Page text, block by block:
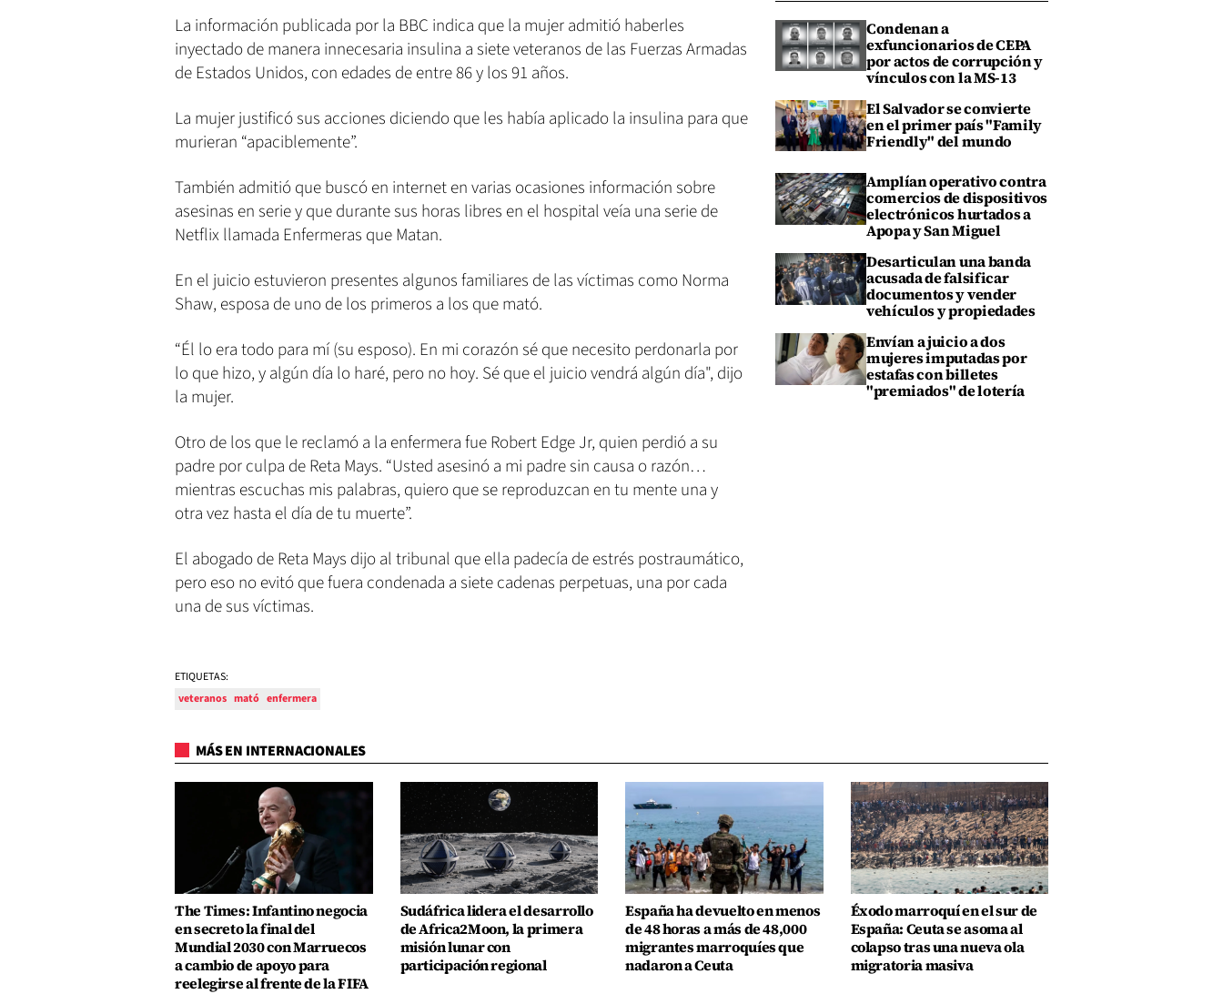
La información publicada por la BBC indica que la mujer admitió haberles
inyectado de manera innecesaria insulina a siete veteranos de las Fuerzas Armadas
de Estados Unidos, con edades de entre 86 y los 91 años.
La mujer justificó sus acciones diciendo que les había aplicado la insulina para que
murieran “apaciblemente”.
También admitió que buscó en internet en varias ocasiones información sobre
asesinas en serie y que durante sus horas libres en el hospital veía una serie de
Netflix llamada Enfermeras que Matan.
En el juicio estuvieron presentes algunos familiares de las víctimas como Norma
Shaw, esposa de uno de los primeros a los que mató.
“Él lo era todo para mí (su esposo). En mi corazón sé que necesito perdonarla por
lo que hizo, y algún día lo haré, pero no hoy. Sé que el juicio vendrá algún día", dijo
la mujer.
Otro de los que le reclamó a la enfermera fue Robert Edge Jr, quien perdió a su
padre por culpa de Reta Mays. “Usted asesinó a mi padre sin causa o razón…
mientras escuchas mis palabras, quiero que se reproduzcan en tu mente una y
otra vez hasta el día de tu muerte”.
El abogado de Reta Mays dijo al tribunal que ella padecía de estrés postraumático,
pero eso no evitó que fuera condenada a siete cadenas perpetuas, una por cada
una de sus víctimas.
ETIQUETAS:
veteranos mató enfermera
Condenan a
exfuncionarios de CEPA
por actos de corrupción y
vínculos con la MS-13
El Salvador se convierte
en el primer país "Family
Friendly" del mundo
Amplían operativo contra
comercios de dispositivos
electrónicos hurtados a
Apopa y San Miguel
Desarticulan una banda
acusada de falsificar
documentos y vender
vehículos y propiedades
Envían a juicio a dos
mujeres imputadas por
estafas con billetes
"premiados" de lotería
MÁS EN INTERNACIONALES
The Times: Infantino negocia
en secreto la final del
Mundial 2030 con Marruecos
a cambio de apoyo para
reelegirse al frente de la FIFA
Sudáfrica lidera el desarrollo
de Africa2Moon, la primera
misión lunar con
participación regional
España ha devuelto en menos
de 48 horas a más de 48,000
migrantes marroquíes que
nadaron a Ceuta
Éxodo marroquí en el sur de
España: Ceuta se asoma al
colapso tras una nueva ola
migratoria masiva